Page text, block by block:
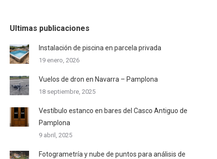
Ultimas publicaciones
Instalación de piscina en parcela privada
19 enero, 2026
Vuelos de dron en Navarra – Pamplona
18 septiembre, 2025
Vestíbulo estanco en bares del Casco Antiguo de
Pamplona
9 abril, 2025
Fotogrametría y nube de puntos para análisis de